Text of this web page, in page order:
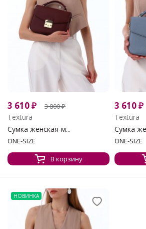
3 610₽ 3 800₽
Textura
Сумка женская-м...
ONE-SIZE
В корзину
3 610₽
Textura
Сумка
ONE-SIZE
НОВИНКА